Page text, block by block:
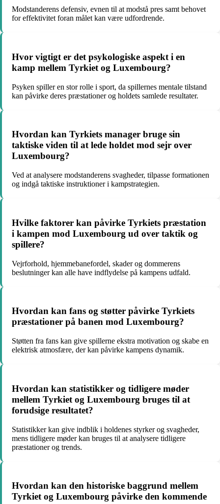
Modstanderens defensiv, evnen til at modstå pres samt behovet
for effektivitet foran målet kan være udfordrende.
Hvor vigtigt er det psykologiske aspekt i en
kamp mellem Tyrkiet og Luxembourg?
Psyken spiller en stor rolle i sport, da spillernes mentale tilstand
kan påvirke deres præstationer og holdets samlede resultater.
Hvordan kan Tyrkiets manager bruge sin
taktiske viden til at lede holdet mod sejr over
Luxembourg?
Ved at analysere modstanderens svagheder, tilpasse formationen
og indgå taktiske instruktioner i kampstrategien.
Hvilke faktorer kan påvirke Tyrkiets præstation
i kampen mod Luxembourg ud over taktik og
spillere?
Vejrforhold, hjemmebanefordel, skader og dommerens
beslutninger kan alle have indflydelse på kampens udfald.
Hvordan kan fans og støtter påvirke Tyrkiets
præstationer på banen mod Luxembourg?
Støtten fra fans kan give spillerne ekstra motivation og skabe en
elektrisk atmosfære, der kan påvirke kampens dynamik.
Hvordan kan statistikker og tidligere møder
mellem Tyrkiet og Luxembourg bruges til at
forudsige resultatet?
Statistikker kan give indblik i holdenes styrker og svagheder,
mens tidligere møder kan bruges til at analysere tidligere
præstationer og trends.
Hvordan kan den historiske baggrund mellem
Tyrkiet og Luxembourg påvirke den kommende